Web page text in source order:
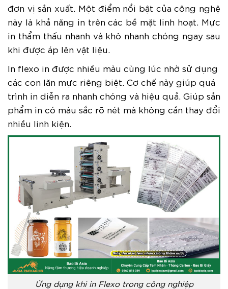
đơn vị sản xuất. Một điểm nổi bật của công nghệ
này là khả năng in trên các bề mặt linh hoạt. Mực
in thẩm thấu nhanh và khô nhanh chóng ngay sau
khi được áp lên vật liệu.
In flexo in được nhiều màu cùng lúc nhờ sử dụng
các con lăn mực riêng biệt. Cơ chế này giúp quá
trình in diễn ra nhanh chóng và hiệu quả. Giúp sản
phẩm in có màu sắc rõ nét mà không cần thay đổi
nhiều linh kiện.
Ứng dụng khi in Flexo trong công nghiệp